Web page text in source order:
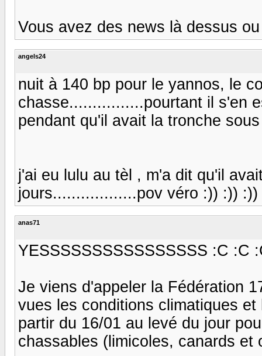
Vous avez des news là dessus
angels24
nuit à 140 bp pour le yannos, le
chasse................pourtant il s'en
pendant qu'il avait la tronche
j'ai eu lulu au tèl , m'a dit qu'il
jours..................pov véro :)) :)) :))
anas71
YESSSSSSSSSSSSSSSS :C :C
Je viens d'appeler la Fédération
vues les conditions climatiques
partir du 16/01 au levé du jour
chassables (limicoles, canards et